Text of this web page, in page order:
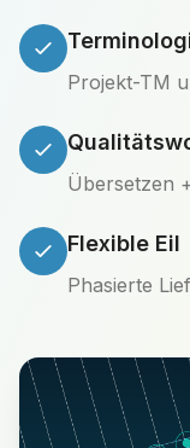
Projekt-TM
Übersetzen
Flexible Eil
Phasierte